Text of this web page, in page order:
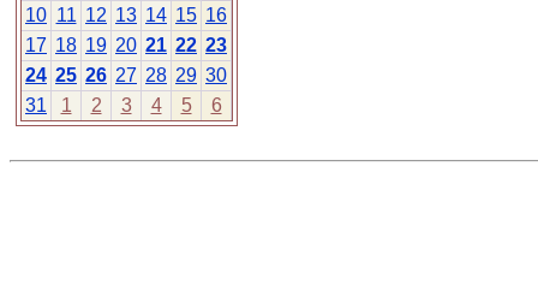
10 11 12 13 14 15 16
17 18 19 20 21 22 23
24 25 26 27 28 29 30
31
1 2 3 4 5 6